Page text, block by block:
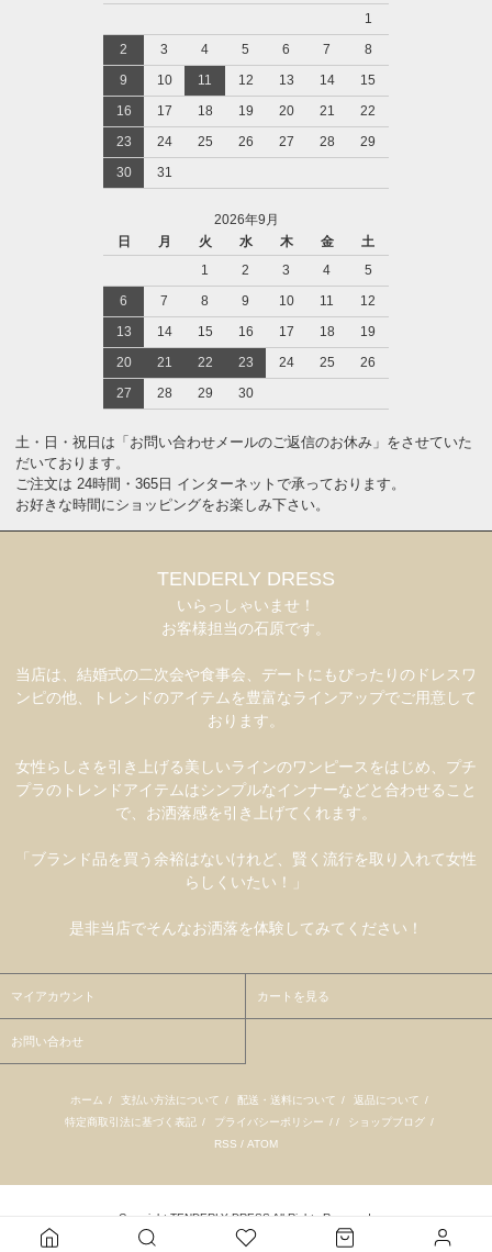
1
2
3 4 5 6 7
8
9
10 11 12 13 14
15
16
17 18 19 20 21
22
23
24 25 26 27 28
29
30
31
2026年9月
日
月 火 水 木 金
土
1
2 3 4
5
6
7 8 9 10 11
12
13
14 15 16 17 18
19
20
21 22 23 24 25
26
27
28 29 30
土・日・祝日は「お問い合わせメールのご返信のお休み」をさせていた
だいております。
ご注文は 24時間・365日 インターネットで承っております。
お好きな時間にショッピングをお楽しみ下さい。
TENDERLY DRESS
いらっしゃいませ！
お客様担当の石原です。
当店は、結婚式の二次会や食事会、デートにもぴったりのドレスワ
ンピの他、トレンドのアイテムを豊富なラインアップでご用意して
おります。
女性らしさを引き上げる美しいラインのワンピースをはじめ、プチ
プラのトレンドアイテムはシンプルなインナーなどと合わせること
で、お洒落感を引き上げてくれます。
「ブランド品を買う余裕はないけれど、賢く流行を取り入れて女性
らしくいたい！」
是非当店でそんなお洒落を体験してみてください！
マイアカウント カートを見る
お問い合わせ
ホーム / 支払い方法について / 配送・送料について / 返品について /
特定商取引法に基づく表記 / プライバシーポリシー / / ショップブログ /
RSS / ATOM
Copyright TENDERLY DRESS All Rights Reserved.